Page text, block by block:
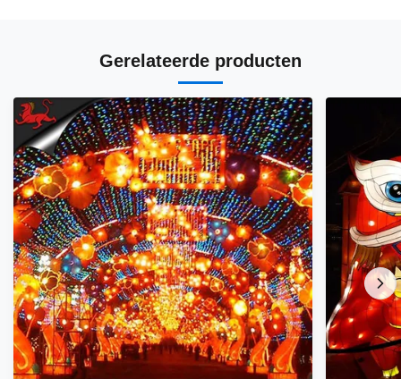
Gerelateerde producten